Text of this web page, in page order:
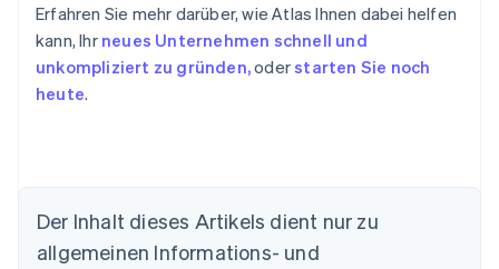
Erfahren Sie mehr darüber, wie Atlas Ihnen dabei helfen
kann, Ihr neues Unternehmen schnell und
unkompliziert zu gründen,oderstarten Sie noch
heute.
Der Inhalt dieses Artikels dient nur zu
allgemeinen Informations- und